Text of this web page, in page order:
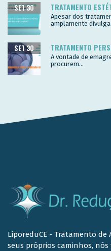
TRATAMENTO
SET 30
Apesar dos
amplamente
TRATAMENTO
SET 30
A vontade de
procurem...
LiporeduCE - Tratamento de
seus próprios caminhos, nós